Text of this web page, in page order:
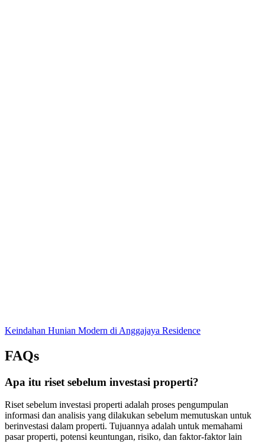
Keindahan Hunian Modern di Anggajaya Residence
FAQs
Apa itu riset sebelum investasi properti?
Riset sebelum investasi properti adalah proses pengumpulan
informasi dan analisis yang dilakukan sebelum memutuskan untuk
berinvestasi dalam properti. Tujuannya adalah untuk memahami
pasar properti, potensi keuntungan, risiko, dan faktor-faktor lain